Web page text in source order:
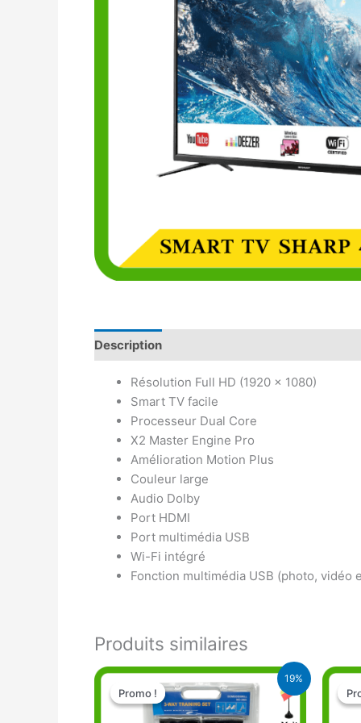
Description
Résolution Full HD (1920 x 1080)
Smart TV facile
Processeur Dual Core
X2 Master Engine Pro
Amélioration Motion Plus
Couleur large
Audio Dolby
Port HDMI
Port multimédia USB
Wi-Fi intégré
Fonction multimédia USB (photo, vidéo
Produits similaires
19%
Promo !
Promo !
Le
prix
initial
était :
Le
prix
actuel
est :